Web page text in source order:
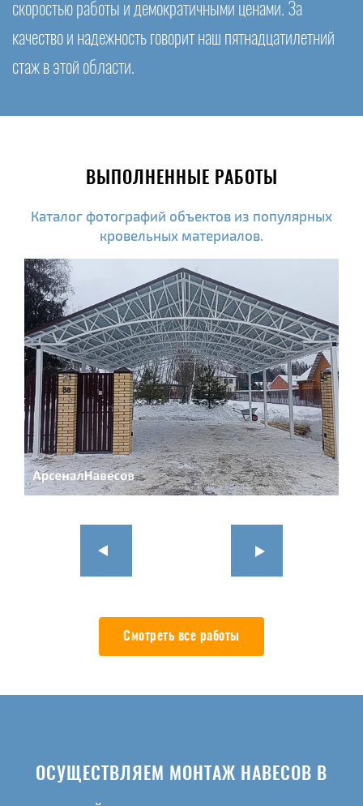
скоростью работы и демократичными ценами. За
качество и надежность говорит наш пятнадцатилетний
стаж в этой области.
ВЫПОЛНЕННЫЕ РАБОТЫ
Каталог фотографий объектов из популярных
кровельных материалов.
Смотреть все работы
ОСУЩЕСТВЛЯЕМ МОНТАЖ НАВЕСОВ В